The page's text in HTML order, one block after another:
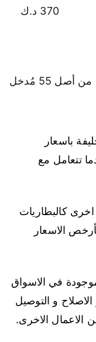
370 د.ك
باسعار
تتعامل مع
اخرى كالبطاريات
الاسعار
في الاسواق
و التوصيل
الاعمال الاخرى.